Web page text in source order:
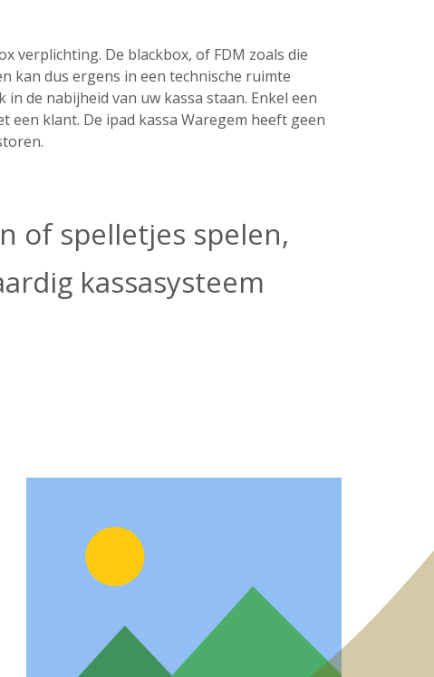
verplichting. De blackbox, of FDM zoals die
kan dus ergens in een technische ruimte
de nabijheid van uw kassa staan. Enkel een
klant. De ipad kassa Waregem heeft geen
of spelletjes spelen,
kassasysteem